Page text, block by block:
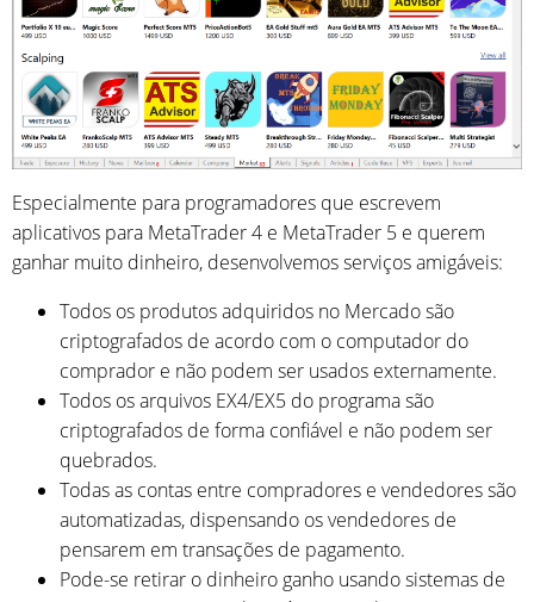
Especialmente para programadores que escrevem
aplicativos para MetaTrader 4 e MetaTrader 5 e querem
ganhar muito dinheiro, desenvolvemos serviços amigáveis:
Todos os produtos adquiridos no Mercado são
criptografados de acordo com o computador do
comprador e não podem ser usados externamente.
Todos os arquivos EX4/EX5 do programa são
criptografados de forma confiável e não podem ser
quebrados.
Todas as contas entre compradores e vendedores são
automatizadas, dispensando os vendedores de
pensarem em transações de pagamento.
Pode-se retirar o dinheiro ganho usando sistemas de